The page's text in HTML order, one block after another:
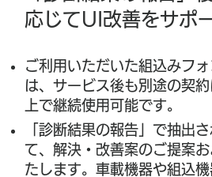
応じてUI改善をサポ
ご利用いただいた組込みフォ
は、サービス後も別途の契
上で継続使用可能です。
「診断結果の報告」で抽出
て、解決・改善案のご提案
たします。車載機器や組込